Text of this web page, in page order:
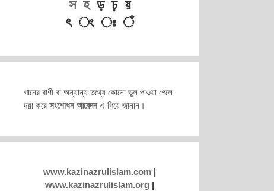
স হড় ঢ় য়
ৎ ং ঃ ঁ
গানের বাণী বা অন্যান্য তথ্যে কোনো ভুল পাওয়া গেলে
দয়া করে সংশোধন আবেদনএ গিয়ে জানান।
www.kazinazrulislam.com |
www.kazinazrulislam.org |